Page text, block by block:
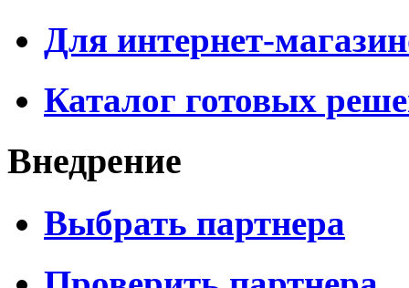
Для интернет-
Каталог готовых
Внедрение
Выбрать партнера